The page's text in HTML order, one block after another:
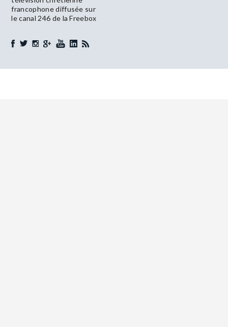
francophone diffusée sur
le canal 246 de la Freebox